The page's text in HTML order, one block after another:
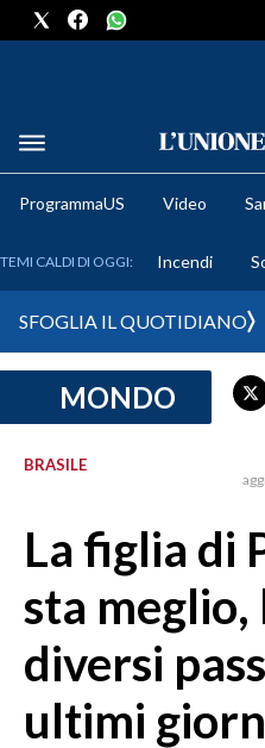
METEO
CRONACA SARDEGNA
PROVINCIA DI CAGLIARI
MEDIO CAMPIDANO
ORISTANO E PROVINCIA
SASSARI E PROVINCIA
GALLURA
NUORO E PROVINCIA
OGLIASTRA
ProgrammaUS Video
TEMI CALDI DI OGGI: Incendi
SFOGLIA IL QUOTIDIANO
MONDO
BRASILE
La figlia di
sta
diversi
ultimi